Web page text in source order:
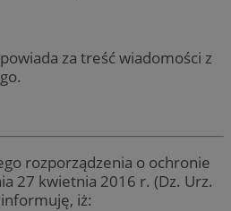
za treść wiadomości z
rozporządzenia o ochronie
27 kwietnia 2016 r. (Dz. Urz.
iż: